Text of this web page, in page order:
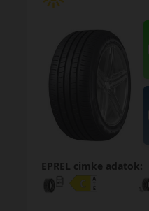
EPREL cimke adatok: